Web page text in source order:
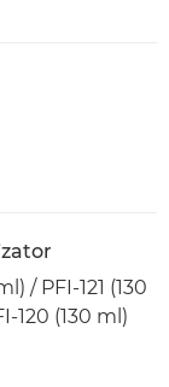
/ PFI-121 (130
120 (130 ml)